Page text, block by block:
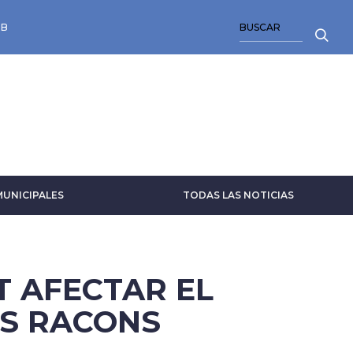
TODAS LAS NOTICIAS
AFECTAR EL
RACONS